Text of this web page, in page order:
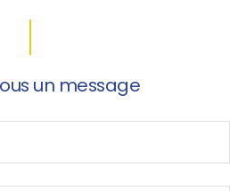
un message